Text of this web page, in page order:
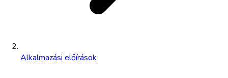
Alkalmazási előírások